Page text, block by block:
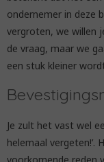
ondernemer in deze
vergroten, we willen
de vraag, maar we
een stuk kleiner
Je zult het vast wel
helemaal vergeten!’.